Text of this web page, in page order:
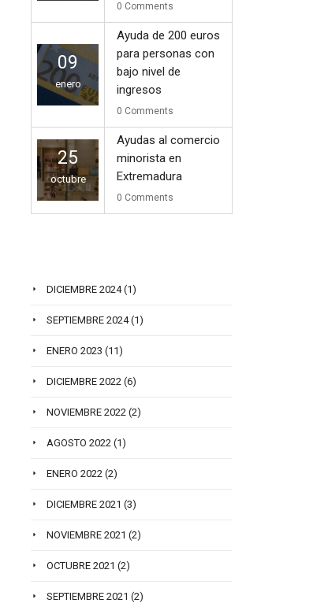
0 Comments
09
enero
Ayuda de 200 euros
para personas con
bajo nivel de
ingresos
0 Comments
25
octubre
Ayudas al comercio
minorista en
Extremadura
0 Comments
DICIEMBRE 2024(1)
SEPTIEMBRE 2024(1)
ENERO 2023 (11)
DICIEMBRE 2022 (6)
NOVIEMBRE 2022 (2)
AGOSTO 2022 (1)
ENERO 2022 (2)
DICIEMBRE 2021 (3)
NOVIEMBRE 2021 (2)
OCTUBRE 2021 (2)
SEPTIEMBRE 2021 (2)